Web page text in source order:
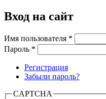
Вход на сайт
Имя пользователя *
Пароль *
Регистрация
Забыли пароль?
CAPTCHA